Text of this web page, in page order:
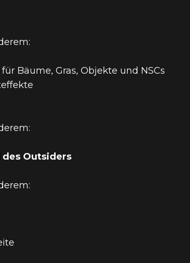
X –
TITEL
Bäume, Gras, Objekte und NSCs
des Outsiders